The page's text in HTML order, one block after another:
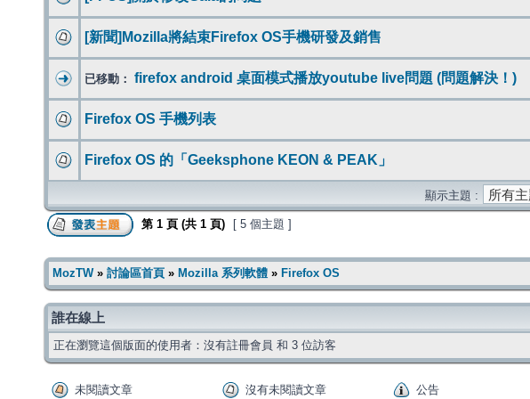
[新聞]Mozilla將結束Firefox OS手機研發及銷售
已移動： firefox android 桌面模式播放youtube live問題 (問題解決！)
Firefox OS 手機列表
Firefox OS 的「Geeksphone KEON & PEAK」
顯示主題 :
第 1 頁 (共 1 頁) [ 5 個主題 ]
MozTW» 討論區首頁 » Mozilla 系列軟體 » Firefox OS
誰在線上
正在瀏覽這個版面的使用者：沒有註冊會員 和 3 位訪客
未閱讀文章 沒有未閱讀文章 公告